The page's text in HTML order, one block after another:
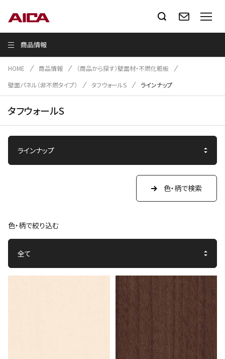
商品情報
HOME 商品情報
（商品から探す）壁面材・不燃化粧板
壁面パネル（非不燃タイプ）
タフウォールS ラインナップ
タフウォールS
色・柄で検索
色・柄で絞り込む